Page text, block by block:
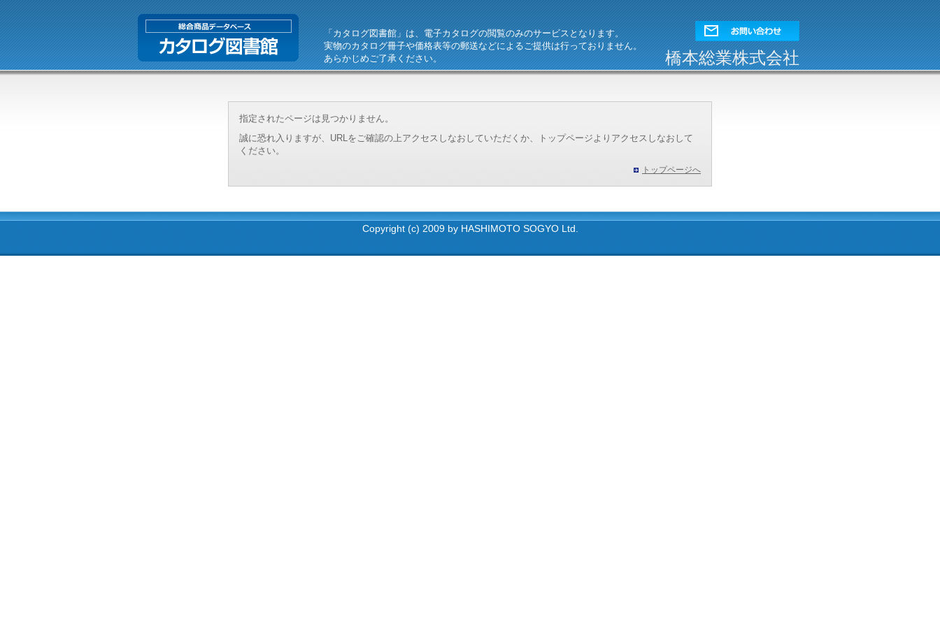
「カタログ図書館」は、電子カタログの閲覧のみのサービスとなります。
実物のカタログ冊子や価格表等の郵送などによるご提供は行っておりません。
あらかじめご了承ください。
橋本総業株式会社
指定されたページは見つかりません。
誠に恐れ入りますが、URLをご確認の上アクセスしなおしていただくか、トップページよりアクセスしなおして
ください。
トップページへ
Copyright (c) 2009 by HASHIMOTO SOGYO Ltd.